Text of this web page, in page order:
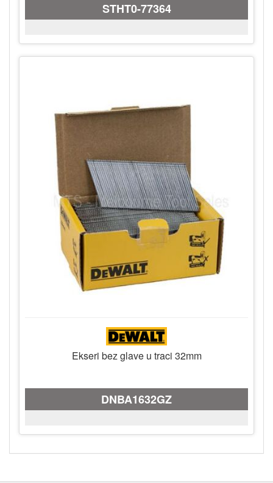
STHT0-77364
Ekseri bez glave u traci 32mm
DNBA1632GZ